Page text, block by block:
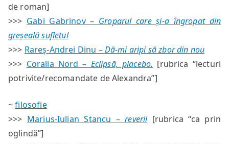
de roman]
>>> Gabi Gabrinov – Groparul care și-a îngropat din
greșeală sufletul
>>> Rareș-Andrei Dinu –Dă-mi aripi să zbor din nou
>>> Coralia Nord – Eclipsă, placebo. [rubrica “lecturi
potrivite/recomandate de Alexandra”]
~filosofie
>>> Marius-Iulian Stancu –reverii[rubrica “ca prin
oglindă”]